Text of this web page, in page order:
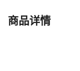
商品详情